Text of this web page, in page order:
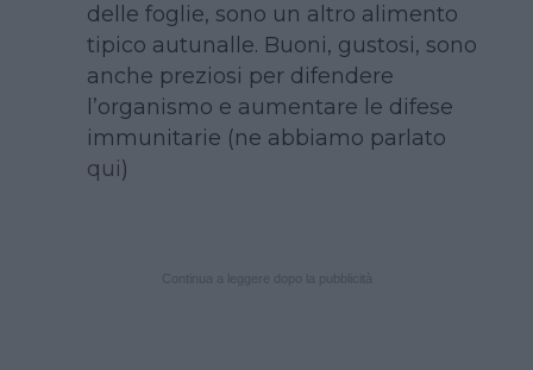
delle foglie, sono un altro alimento
tipico autunalle. Buoni, gustosi, sono
anche preziosi per difendere
l’organismo e aumentare le difese
immunitarie (ne abbiamo parlato
qui)